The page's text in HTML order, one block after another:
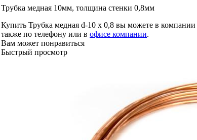
Трубка медная 10мм, толщина стенки 0,8мм
Купить Трубка медная d-10 х 0,8 вы можете в компании
также по телефону или в офисе компании.
Вам может понравиться
Быстрый просмотр